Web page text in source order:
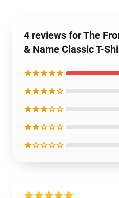
4 reviews for The
& Name Classic T-
★★★★★
★★★★☆
★★★☆☆
★★☆☆☆
★☆☆☆☆